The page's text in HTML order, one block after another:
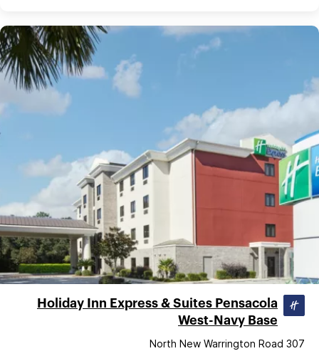
Holiday Inn Express & Suites Pensacola
West-Navy Base
307 North New Warrington Road